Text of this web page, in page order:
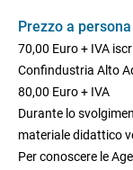
Prezzo a persona
70,00 Euro + IVA
Confindustria Alto
80,00 Euro + IVA
Durante lo
materiale didattico
Per conoscere le